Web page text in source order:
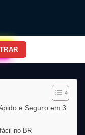
e Seguro em 3
no BR